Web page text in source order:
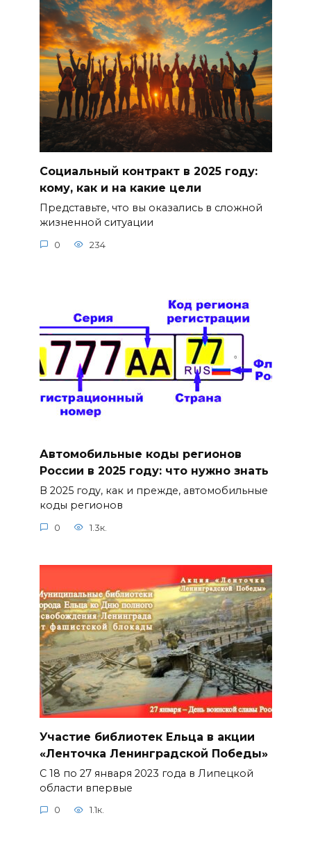
Социальный контракт в 2025 году:
кому, как и на какие цели
Представьте, что вы оказались в сложной
жизненной ситуации
0 234
Автомобильные коды регионов
России в 2025 году: что нужно знать
В 2025 году, как и прежде, автомобильные
коды регионов
0 1.3к.
Участие библиотек Ельца в акции
«Ленточка Ленинградской Победы»
С 18 по 27 января 2023 года в Липецкой
области впервые
0 1.1к.